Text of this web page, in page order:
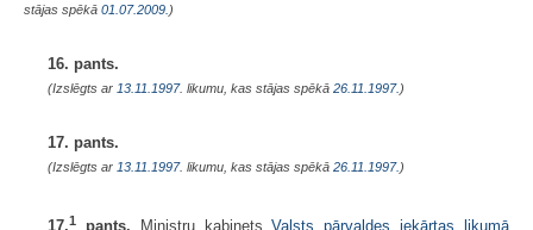
stājas spēkā 01.07.2009. )
16. pants.
(Izslēgts ar 13.11.1997. likumu, kas stājas spēkā 26.11.1997. )
17. pants.
(Izslēgts ar 13.11.1997. likumu, kas stājas spēkā 26.11.1997. )
17.1 pants. Ministru kabinetsValsts pārvaldes iekārtas likumā